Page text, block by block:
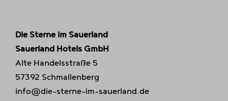
Die Sterne im Sauerland
Sauerland Hotels GmbH
Alte Handelsstraße 5
57392 Schmallenberg
info@die-sterne-im-sauerland.de